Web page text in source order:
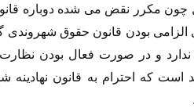
چون مکرر نقض می شده دوباره
بودن قانون حقوق شهروندی
و در صورت فعال بودن
که احترام به قانون نهادینه